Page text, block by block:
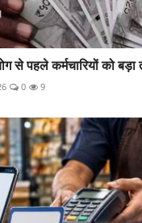
पहले कर्मचारियों को बड़ा
0 9